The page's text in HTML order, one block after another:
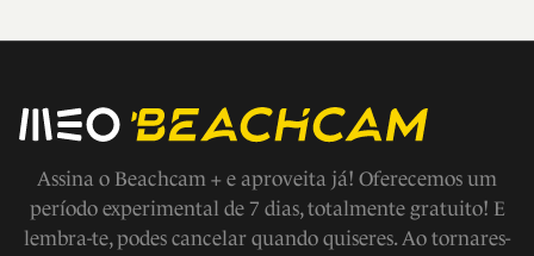
Assina o Beachcam + e aproveita já! Oferecemos um
período experimental de 7 dias, totalmente gratuito! E
lembra-te, podes cancelar quando quiseres. Ao tornares-